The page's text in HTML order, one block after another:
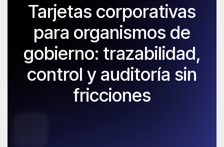
Tarjetas corporativas
para organismos de
gobierno: trazabilidad,
control y auditoría sin
fricciones